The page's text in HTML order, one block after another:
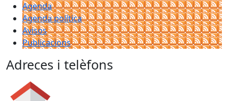
Agenda
Agenda política
Avisos
Publicacions
Adreces i telèfons